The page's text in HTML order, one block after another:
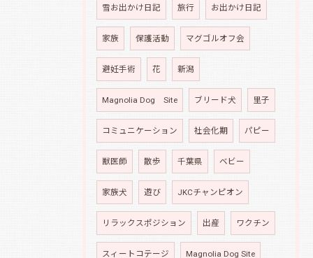
雪お出かけ日記 旅行 お出かけ日記
家族 保護活動 マグゴルオフ会
避妊手術 花 新潟
Magnolia Dog Site ブリード犬 里子
コミュニケーション 社会化期 パピー
獣医師 散歩 千葉県 ベビー
家族犬 遊び JKCチャンピオン
リラックスポジション 出産 ワクチン
スィートコテージ Magnolia Dog Site